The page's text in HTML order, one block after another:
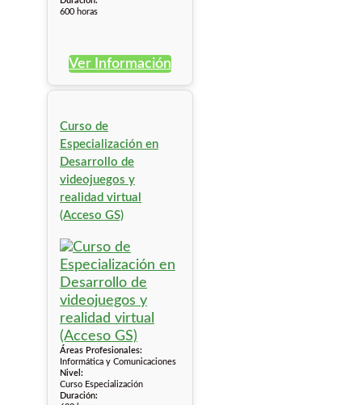
600 horas
Ver Información
Curso de
Especialización en
Desarrollo de
videojuegos y
realidad virtual
(Acceso GS)
Áreas Profesionales:
Informática y Comunicaciones
Nivel:
Curso Especialización
Duración: